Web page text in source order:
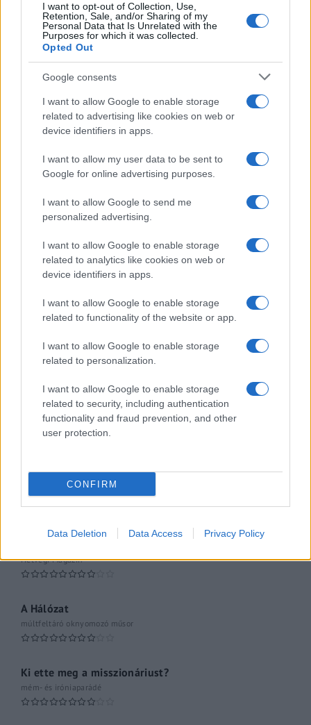
I want to opt-out of Collection, Use,
Retention, Sale, and/or Sharing of my
Personal Data that Is Unrelated with the
Purposes for which it was collected.
Opted Out
Google consents
I want to allow Google to enable storage
related to advertising like cookies on web or
device identifiers in apps.
I want to allow my user data to be sent to
Google for online advertising purposes.
I want to allow Google to send me
personalized advertising.
I want to allow Google to enable storage
related to analytics like cookies on web or
device identifiers in apps.
I want to allow Google to enable storage
related to functionality of the website or app.
I want to allow Google to enable storage
related to personalization.
I want to allow Google to enable storage
related to security, including authentication
functionality and fraud prevention, and other
user protection.
CONFIRM
Data Deletion Data Access Privacy Policy
FŐCÍM
AJÁNLOTT VIDEÓK
Libernyákok
elemző műsor a baloldal hazugságairól Görbe tükör a baloldalról
Számok és tények
elemző műsor a baloldal hazugságairól
Küzdőtér
talk-show
Hópelyhek olvadása
Gerilla Bár
Esti hírshow
Az ügy
oknyomozó műsor
061
Kulturális magazin
Hétvégi Magazin
A Hálózat
múltfeltáró oknyomozó műsor
Ki ette meg a misszionáriust?
mém- és iróniaparádé